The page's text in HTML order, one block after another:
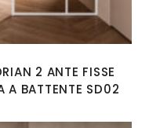
2 ANTE FISSE
A BATTENTE SD02